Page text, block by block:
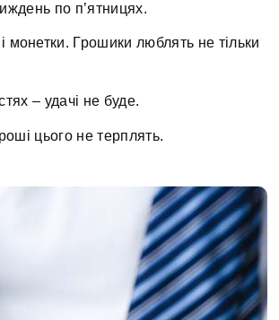
по п’ятницях.
монетки. Грошики люблять не тільки
– удачі не буде.
цього не терплять.